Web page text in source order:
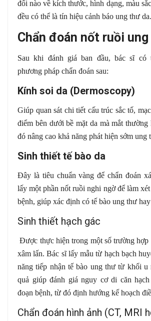
đổi nào về kích thước, hình dạng, màu
đều có thể là tín hiệu cảnh báo ung thư da.
Chẩn đoán nốt ruồi
Sau khi đánh giá ban đầu, bác sĩ có
phương pháp chẩn đoán sau:
Kính soi da (Dermoscopy)
Giúp quan sát chi tiết cấu trúc sắc tố,
điểm bên dưới bề mặt da mà mắt
đó nâng cao khả năng phát hiện sớm ung
Sinh thiết tế bào da
Đây là tiêu chuẩn vàng để chẩn đoán
lấy một phần nốt ruồi nghi ngờ để làm
bệnh, giúp xác định có tế bào ung thư
Sinh thiết hạch gác
Được thực hiện trong một số trường hợp
xâm lấn. Bác sĩ lấy mẫu từ hạch bạch
năng tiếp nhận tế bào ung thư từ khối u
quả giúp đánh giá nguy cơ di căn
đoạn bệnh, từ đó định hướng kế hoạch
Chẩn đoán hình ảnh (CT, MRI